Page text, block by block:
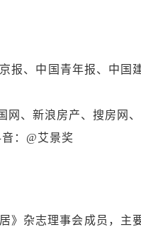
报、中国青年报、中国
网、新浪房产、搜房网
：@艾景奖
》杂志理事会成员，主